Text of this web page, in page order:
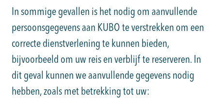
In sommige gevallen is het nodig om aanvullende
persoonsgegevens aan KUBO te verstrekken om een
correcte dienstverlening te kunnen bieden,
bijvoorbeeld om uw reis en verblijf te reserveren. In
dit geval kunnen we aanvullende gegevens nodig
hebben, zoals met betrekking tot uw: